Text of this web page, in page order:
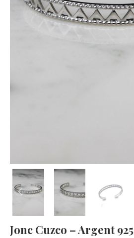
Jonc Cuzco – Argent 925